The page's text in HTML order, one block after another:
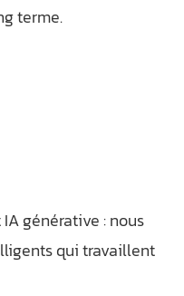
terme.
générative : nous
qui travaillent